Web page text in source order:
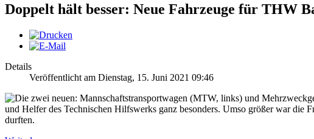
Doppelt hält besser: Neue Fahrzeuge für THW
Details
Veröffentlicht am Dienstag, 15. Juni 2021 09:46
und Helfer des Technischen Hilfswerks ganz besonders. Umso größer war die
durften.